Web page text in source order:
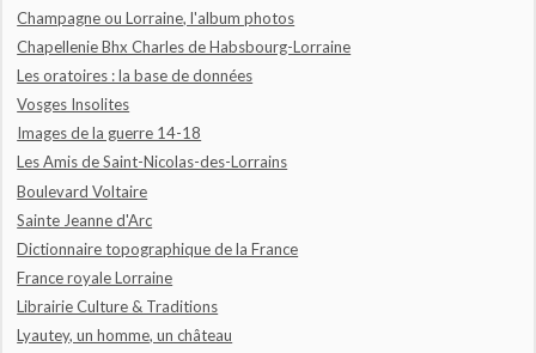
Champagne ou Lorraine, l'album photos
Chapellenie Bhx Charles de Habsbourg-Lorraine
Les oratoires : la base de données
Vosges Insolites
Images de la guerre 14-18
Les Amis de Saint-Nicolas-des-Lorrains
Boulevard Voltaire
Sainte Jeanne d'Arc
Dictionnaire topographique de la France
France royale Lorraine
Librairie Culture & Traditions
Lyautey, un homme, un château